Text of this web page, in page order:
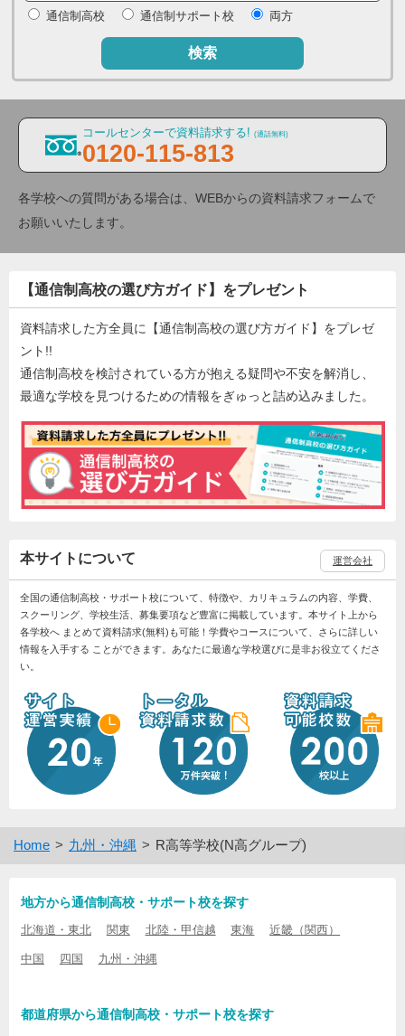
通信制高校 通信制サポート校 両方
検索
コールセンターで資料請求する! (通話無料)
0120-115-813
各学校への質問がある場合は、WEBからの資料請求フォームで
お願いいたします。
【通信制高校の選び方ガイド】をプレゼント
資料請求した方全員に【通信制高校の選び方ガイド】をプレゼ
ント!!
通信制高校を検討されている方が抱える疑問や不安を解消し、
最適な学校を見つけるための情報をぎゅっと詰め込みました。
本サイトについて 運営会社
全国の通信制高校・サポート校について、特徴や、カリキュラムの内容、学費、
スクーリング、学校生活、募集要項など豊富に掲載しています。本サイト上から
各学校へ まとめて資料請求(無料)も可能！学費やコースについて、さらに詳しい
情報を入手する ことができます。あなたに最適な学校選びに是非お役立てくださ
い。
Home 九州・沖縄 R高等学校(N高グループ)
地方から通信制高校・サポート校を探す
北海道・東北 関東 北陸・甲信越 東海 近畿（関西）
中国 四国 九州・沖縄
都道府県から通信制高校・サポート校を探す